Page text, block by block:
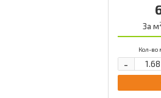
За м
Кол-во
-